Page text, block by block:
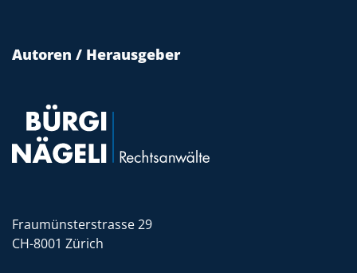
Autoren / Herausgeber
Fraumünsterstrasse 29
CH-8001 Zürich